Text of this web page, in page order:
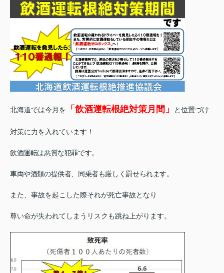
北海道では今月を 「飲酒運転根絶対策月間」 と位置づけ
対策に力を入れています！
飲酒運転は悪質な犯罪です。
車両や酒類の提供者、同乗者も厳しく罰せられます。
また、事故を起こした際それが死亡事故となり
尊い命が失われてしまうリスクも跳ね上がります。